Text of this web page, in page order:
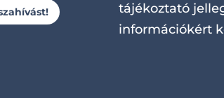
tájékoztató
információkért